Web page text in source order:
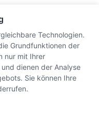
by
Technologien.
Grundfunktionen der
nur mit Ihrer
dienen der Analyse
Sie können Ihre